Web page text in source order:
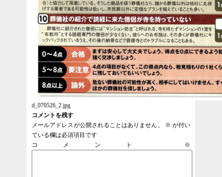
d_070526_2.jpg
コメントを残す
メールアドレスが公開されることはありません。
※ が付い
ている欄は必須項目です
コメント ※